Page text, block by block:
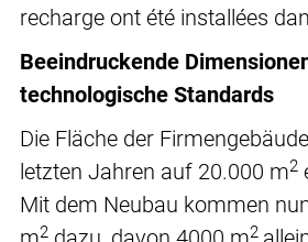
recharge ont été installées
Beeindruckende
technologische Standards
Die Fläche der
letzten Jahren auf 20.000 m2
Mit dem Neubau kommen
2 2